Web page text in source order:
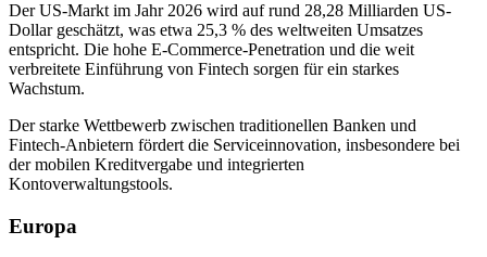
Der US-Markt im Jahr 2026 wird auf rund 28,28 Milliarden US-
Dollar geschätzt, was etwa 25,3 % des weltweiten Umsatzes
entspricht. Die hohe E-Commerce-Penetration und die weit
verbreitete Einführung von Fintech sorgen für ein starkes
Wachstum.
Der starke Wettbewerb zwischen traditionellen Banken und
Fintech-Anbietern fördert die Serviceinnovation, insbesondere bei
der mobilen Kreditvergabe und integrierten
Kontoverwaltungstools.
Europa